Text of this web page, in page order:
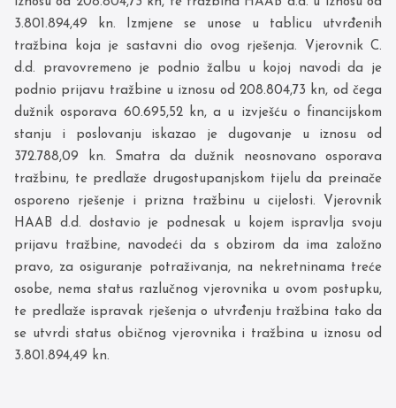
3.801.894,49 kn. Izmjene se unose u tablicu utvrđenih
tražbina koja je sastavni dio ovog rješenja. Vjerovnik C.
d.d. pravovremeno je podnio žalbu u kojoj navodi da je
podnio prijavu tražbine u iznosu od 208.804,73 kn, od čega
dužnik osporava 60.695,52 kn, a u izvješću o financijskom
stanju i poslovanju iskazao je dugovanje u iznosu od
372.788,09 kn. Smatra da dužnik neosnovano osporava
tražbinu, te predlaže drugostupanjskom tijelu da preinače
osporeno rješenje i prizna tražbinu u cijelosti. Vjerovnik
HAAB d.d. dostavio je podnesak u kojem ispravlja svoju
prijavu tražbine, navodeći da s obzirom da ima založno
pravo, za osiguranje potraživanja, na nekretninama treće
osobe, nema status razlučnog vjerovnika u ovom postupku,
te predlaže ispravak rješenja o utvrđenju tražbina tako da
se utvrdi status običnog vjerovnika i tražbina u iznosu od
3.801.894,49 kn.